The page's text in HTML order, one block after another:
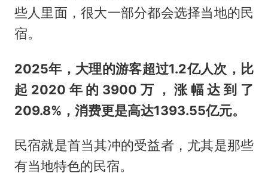
些人里面，很大一部分都会选择当地的民
宿。
2025年，大理的游客超过1.2亿人次，比
起2020年的3900万，涨幅达到了
209.8%，消费更是高达1393.55亿元。
民宿就是首当其冲的受益者，尤其是那些
有当地特色的民宿。